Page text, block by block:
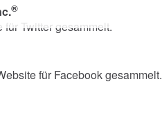
®
Twitter gesammelt.
für Facebook gesammelt.